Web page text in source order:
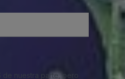
de nuestra parte, pero